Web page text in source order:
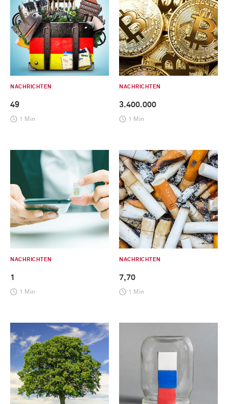
NACHRICHTEN
49
1 Min
NACHRICHTEN
3.400.000
1 Min
NACHRICHTEN
1
1 Min
NACHRICHTEN
7,70
1 Min